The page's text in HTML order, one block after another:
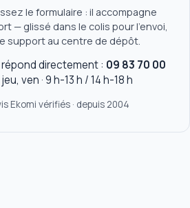
le formulaire : il accompagne
— glissé dans le colis pour l'envoi,
support au centre de dépôt.
directement : 09 83 70 00
jeu, ven · 9 h-13 h / 14 h-18 h
Ekomi vérifiés · depuis 2004